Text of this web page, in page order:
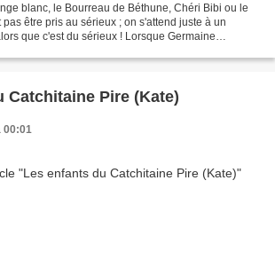
blanc, le Bourreau de Béthune, Chéri Bibi ou le
être pris au sérieux ; on s'attend juste à un
que c'est du sérieux ! Lorsque Germaine
Catchitaine Pire (Kate)
00:01